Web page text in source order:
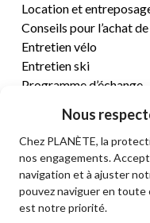
Nous
Chez PLANÈTE, la
nos engagements.
navigation et à ajuster
pouvez naviguer en toute
est notre priorité.
Location et
Conseils pour l’achat
Entretien vélo
Entretien ski
Programme d’échange
CENTRE D’AIDE
Termes et conditions
Retours et
Politique de